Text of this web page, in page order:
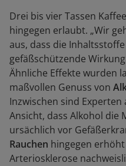
Drei bis vier Tassen
hingegen erlaubt. „Wir
aus, dass die
gefäßschützende
Ähnliche Effekte wurden
maßvollen Genuss von
Inzwischen sind
Ansicht, dass Alkohol die
ursächlich vor
Rauchen hingegen
Arteriosklerose